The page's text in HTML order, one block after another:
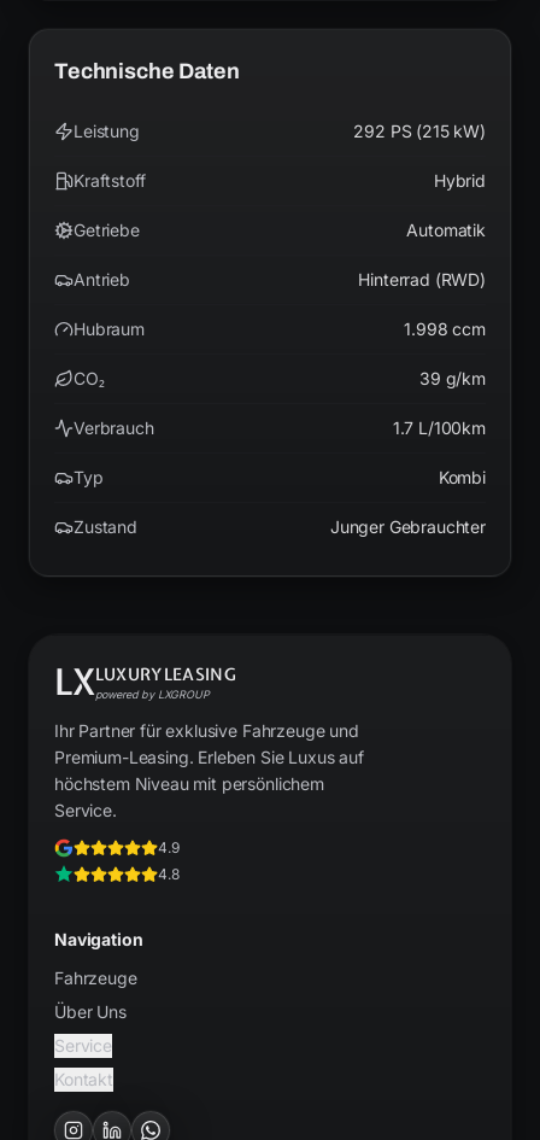
Technische Daten
Leistung 292 PS (215 kW)
Kraftstoff Hybrid
Getriebe Automatik
Antrieb Hinterrad (RWD)
Hubraum 1.998 ccm
CO₂ 39 g/km
Verbrauch 1.7 L/100km
Typ Kombi
Zustand Junger Gebrauchter
LXLUXURYLEASING
powered by LXGROUP
Ihr Partner für exklusive Fahrzeuge und
Premium-Leasing. Erleben Sie Luxus auf
höchstem Niveau mit persönlichem
Service.
4.9
4.8
Navigation
Fahrzeuge
Über Uns
Service
Kontakt